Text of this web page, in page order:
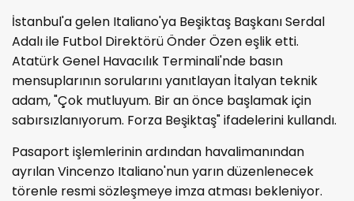
İstanbul'a gelen Italiano'ya Beşiktaş Başkanı Serdal
Adalı ile Futbol Direktörü Önder Özen eşlik etti.
Atatürk Genel Havacılık Terminali'nde basın
mensuplarının sorularını yanıtlayan İtalyan teknik
adam, "Çok mutluyum. Bir an önce başlamak için
sabırsızlanıyorum. Forza Beşiktaş" ifadelerini kullandı.
Pasaport işlemlerinin ardından havalimanından
ayrılan Vincenzo Italiano'nun yarın düzenlenecek
törenle resmi sözleşmeye imza atması bekleniyor.